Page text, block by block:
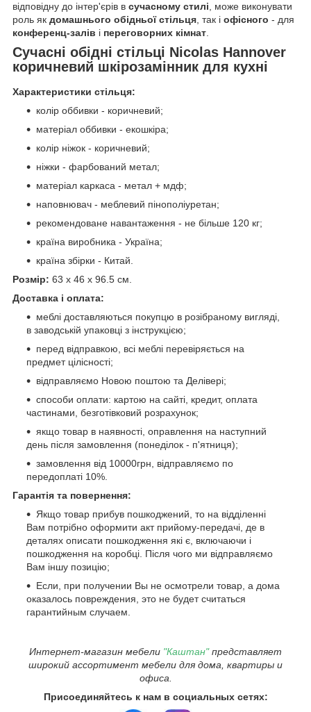
відповідну до інтер'єрів в сучасному стилі, може виконувати
роль як домашнього обідньої стільця, так і офісного - для
конференц-залів і переговорних кімнат.
Сучасні обідні стільці Nicolas Hannover
коричневий шкірозамінник для кухні
Характеристики стільця:
колір оббивки - коричневий;
матеріал оббивки - екошкіра;
колір ніжок - коричневий;
ніжки - фарбований метал;
матеріал каркаса - метал + мдф;
наповнювач - меблевий пінополіуретан;
рекомендоване навантаження - не більше 120 кг;
країна виробника - Україна;
країна збірки - Китай.
Розмір: 63 х 46 х 96.5 см.
Доставка і оплата:
меблі доставляються покупцю в розібраному вигляді,
в заводській упаковці з інструкцією;
перед відправкою, всі меблі перевіряється на
предмет цілісності;
відправляємо Новою поштою та Делівері;
способи оплати: картою на сайті, кредит, оплата
частинами, безготівковий розрахунок;
якщо товар в наявності, оправлення на наступний
день після замовлення (понеділок - п'ятниця);
замовлення від 10000грн, відправляємо по
передоплаті 10%.
Гарантія та повернення:
Якщо товар прибув пошкоджений, то на відділенні
Вам потрібно оформити акт прийому-передачі, де в
деталях описати пошкодження які є, включаючи і
пошкодження на коробці. Після чого ми відправляємо
Вам іншу позицію;
Если, при получении Вы не осмотрели товар, а дома
оказалось повреждения, это не будет считаться
гарантийным случаем.
Интернет-магазин мебели "Каштан"представляет
широкий ассортимент мебели для дома, квартиры и
офиса.
Присоединяйтесь к нам в социальных сетях: